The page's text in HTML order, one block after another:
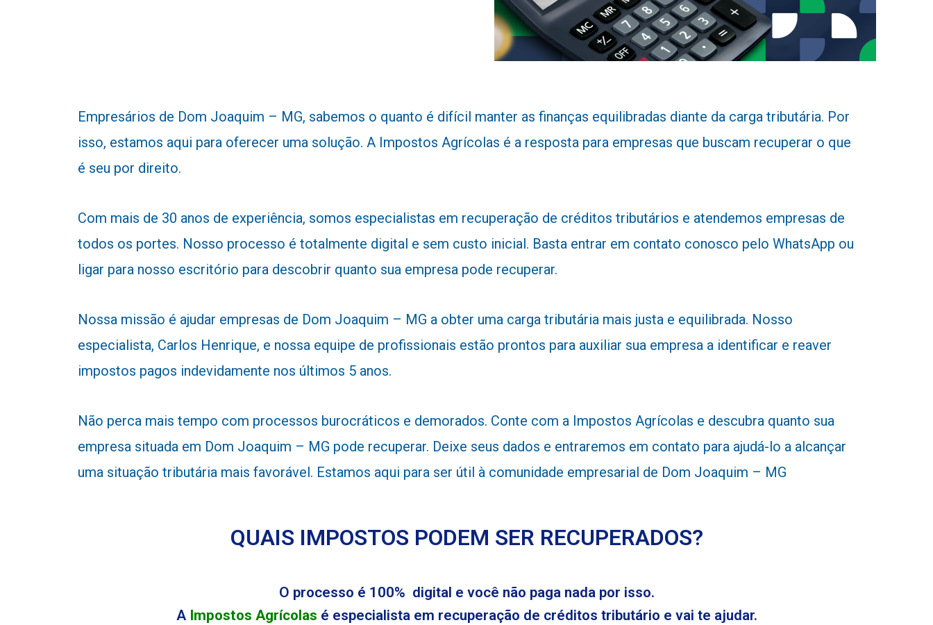
Empresários de Dom Joaquim – MG, sabemos o quanto é difícil manter as finanças equilibradas diante da carga tributária. Por
isso, estamos aqui para oferecer uma solução. A Impostos Agrícolas é a resposta para empresas que buscam recuperar o que
é seu por direito.
Com mais de 30 anos de experiência, somos especialistas em recuperação de créditos tributários e atendemos empresas de
todos os portes. Nosso processo é totalmente digital e sem custo inicial. Basta entrar em contato conosco pelo WhatsApp ou
ligar para nosso escritório para descobrir quanto sua empresa pode recuperar.
Nossa missão é ajudar empresas de Dom Joaquim – MG a obter uma carga tributária mais justa e equilibrada. Nosso
especialista, Carlos Henrique, e nossa equipe de profissionais estão prontos para auxiliar sua empresa a identificar e reaver
impostos pagos indevidamente nos últimos 5 anos.
Não perca mais tempo com processos burocráticos e demorados. Conte com a Impostos Agrícolas e descubra quanto sua
empresa situada em Dom Joaquim – MG pode recuperar. Deixe seus dados e entraremos em contato para ajudá-lo a alcançar
uma situação tributária mais favorável. Estamos aqui para ser útil à comunidade empresarial de Dom Joaquim – MG
QUAIS IMPOSTOS PODEM SER RECUPERADOS?
O processo é 100% digital e você não paga nada por isso.
A Impostos Agrícolas é especialista em recuperação de créditos tributário e vai te ajudar.